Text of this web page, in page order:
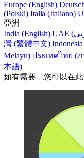
Europe (English)
(Polski) Italia (Italiano)
亞洲
India (English)
灣 (繁體中文)
Melayu) ประเทศไทย (
本語)
如有需要，您可以在